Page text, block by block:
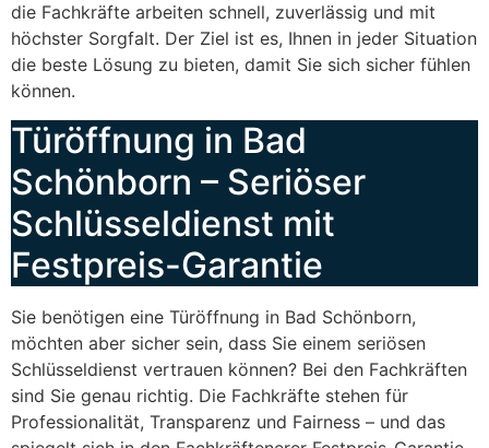
die Fachkräfte arbeiten schnell, zuverlässig und mit
höchster Sorgfalt. Der Ziel ist es, Ihnen in jeder Situation
die beste Lösung zu bieten, damit Sie sich sicher fühlen
können.
Türöffnung in Bad
Schönborn – Seriöser
Schlüsseldienst mit
Festpreis-Garantie
Sie benötigen eine Türöffnung in Bad Schönborn,
möchten aber sicher sein, dass Sie einem seriösen
Schlüsseldienst vertrauen können? Bei den Fachkräften
sind Sie genau richtig. Die Fachkräfte stehen für
Professionalität, Transparenz und Fairness – und das